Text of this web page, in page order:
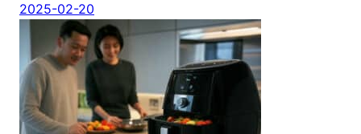
2025-02-20